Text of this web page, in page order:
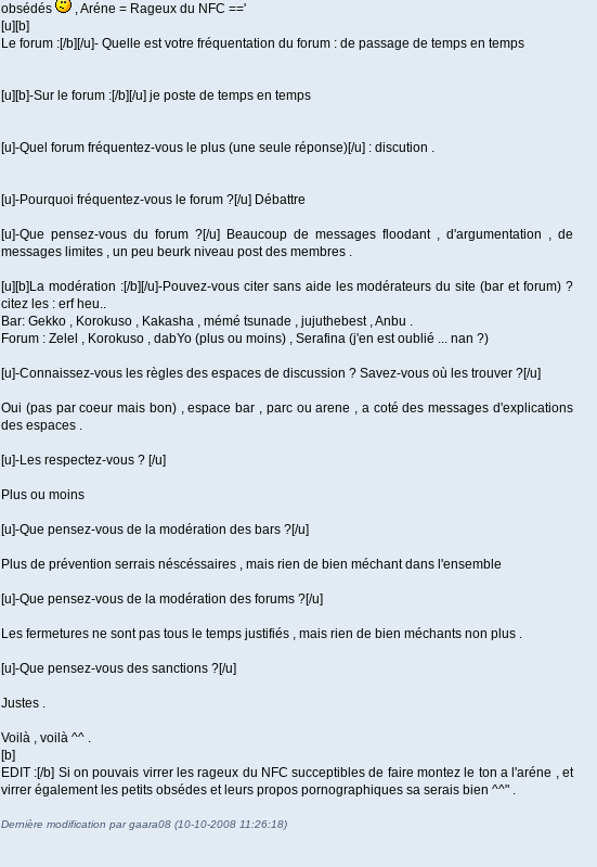
obsédés
, Aréne = Rageux du NFC =='
[u][b]
Le forum :[/b][/u]- Quelle est votre fréquentation du forum : de passage de temps en temps
[u][b]-Sur le forum :[/b][/u] je poste de temps en temps
[u]-Quel forum fréquentez-vous le plus (une seule réponse)[/u] : discution .
[u]-Pourquoi fréquentez-vous le forum ?[/u] Débattre
[u]-Que pensez-vous du forum ?[/u] Beaucoup de messages floodant , d'argumentation , de
messages limites , un peu beurk niveau post des membres .
[u][b]La modération :[/b][/u]-Pouvez-vous citer sans aide les modérateurs du site (bar et forum) ?
citez les : erf heu..
Bar: Gekko , Korokuso , Kakasha , mémé tsunade , jujuthebest , Anbu .
Forum : Zelel , Korokuso , dabYo (plus ou moins) , Serafina (j'en est oublié ... nan ?)
[u]-Connaissez-vous les règles des espaces de discussion ? Savez-vous où les trouver ?[/u]
Oui (pas par coeur mais bon) , espace bar , parc ou arene , a coté des messages d'explications
des espaces .
[u]-Les respectez-vous ? [/u]
Plus ou moins
[u]-Que pensez-vous de la modération des bars ?[/u]
Plus de prévention serrais néscéssaires , mais rien de bien méchant dans l'ensemble
[u]-Que pensez-vous de la modération des forums ?[/u]
Les fermetures ne sont pas tous le temps justifiés , mais rien de bien méchants non plus .
[u]-Que pensez-vous des sanctions ?[/u]
Justes .
Voilà , voilà ^^ .
[b]
EDIT :[/b] Si on pouvais virrer les rageux du NFC succeptibles de faire montez le ton a l'aréne , et
virrer également les petits obsédes et leurs propos pornographiques sa serais bien ^^" .
Dernière modification par gaara08 (10-10-2008 11:26:18)